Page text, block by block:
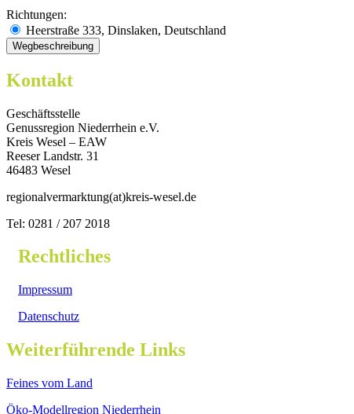
Richtungen:
Heerstraße 333, Dinslaken, Deutschland
Kontakt
Geschäftsstelle
Genussregion Niederrhein e.V.
Kreis Wesel – EAW
Reeser Landstr. 31
46483 Wesel
regionalvermarktung(at)kreis-wesel.de
Tel: 0281 / 207 2018
Rechtliches
Impressum
Datenschutz
Weiterführende Links
Feines vom Land
Öko-Modellregion Niederrhein